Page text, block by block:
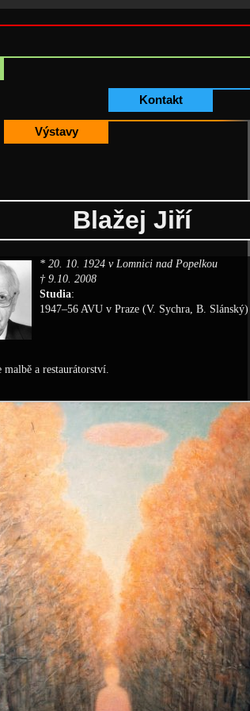
Výstavy
Kontakt
Blažej Jiří
* 20. 10. 1924 v Lomnici nad Popelkou
† 9.10. 2008
Studia:
1947–56 AVU v Praze (V. Sychra, B. Slánský)
malbě a restaurátorství.